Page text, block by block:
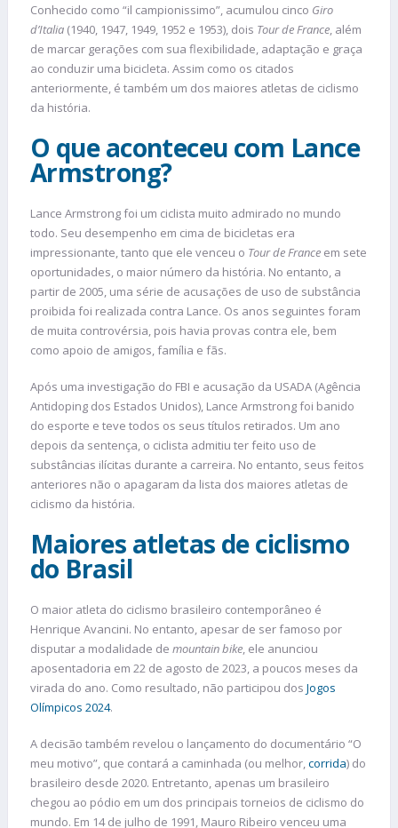
Conhecido como “il campionissimo”, acumulou cinco Giro
d’Italia (1940, 1947, 1949, 1952 e 1953), dois Tour de France, além
de marcar gerações com sua flexibilidade, adaptação e graça
ao conduzir uma bicicleta. Assim como os citados
anteriormente, é também um dos maiores atletas de ciclismo
da história.
O que aconteceu com Lance
Armstrong?
Lance Armstrong foi um ciclista muito admirado no mundo
todo. Seu desempenho em cima de bicicletas era
impressionante, tanto que ele venceu o Tour de France em sete
oportunidades, o maior número da história. No entanto, a
partir de 2005, uma série de acusações de uso de substância
proibida foi realizada contra Lance. Os anos seguintes foram
de muita controvérsia, pois havia provas contra ele, bem
como apoio de amigos, família e fãs.
Após uma investigação do FBI e acusação da USADA (Agência
Antidoping dos Estados Unidos), Lance Armstrong foi banido
do esporte e teve todos os seus títulos retirados. Um ano
depois da sentença, o ciclista admitiu ter feito uso de
substâncias ilícitas durante a carreira. No entanto, seus feitos
anteriores não o apagaram da lista dos maiores atletas de
ciclismo da história.
Maiores atletas de ciclismo
do Brasil
O maior atleta do ciclismo brasileiro contemporâneo é
Henrique Avancini. No entanto, apesar de ser famoso por
disputar a modalidade de mountain bike, ele anunciou
aposentadoria em 22 de agosto de 2023, a poucos meses da
virada do ano. Como resultado, não participou dos Jogos
Olímpicos 2024.
A decisão também revelou o lançamento do documentário “O
meu motivo”, que contará a caminhada (ou melhor,corrida) do
brasileiro desde 2020. Entretanto, apenas um brasileiro
chegou ao pódio em um dos principais torneios de ciclismo do
mundo. Em 14 de julho de 1991, Mauro Ribeiro venceu uma